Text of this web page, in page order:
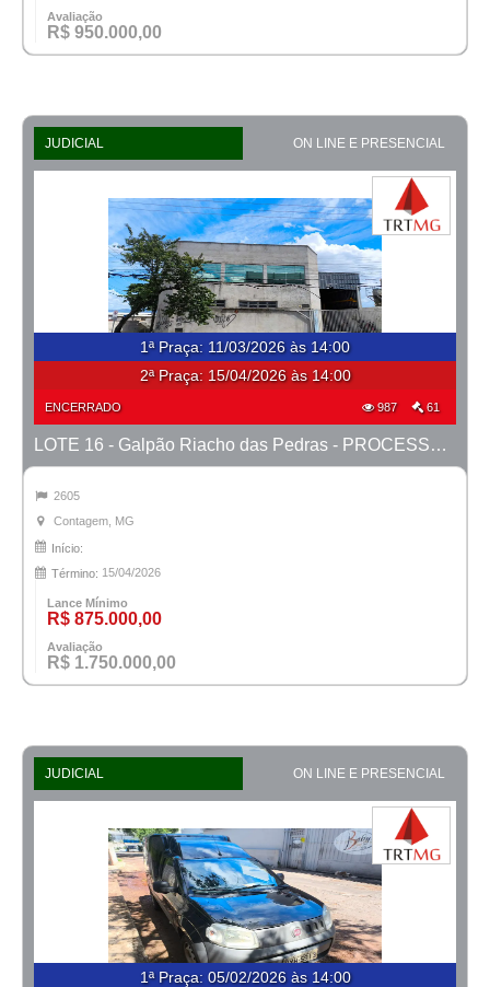
Avaliação
R$ 950.000,00
JUDICIAL ON LINE E PRESENCIAL
1ª Praça: 11/03/2026 às 14:00
2ª Praça: 15/04/2026 às 14:00
ENCERRADO 987 61
LOTE 16 - Galpão Riacho das Pedras - PROCESSO 0010470-50.2018-6ª CONTAGEM
2605
Contagem, MG
Início:
Término: 15/04/2026
Lance Mínimo
R$ 875.000,00
Avaliação
R$ 1.750.000,00
JUDICIAL ON LINE E PRESENCIAL
1ª Praça: 05/02/2026 às 14:00